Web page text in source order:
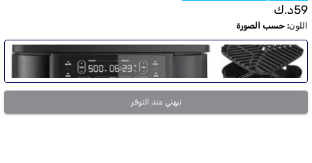
59د.ك
اللون: حسب الصورة
نبهني عند التوفر